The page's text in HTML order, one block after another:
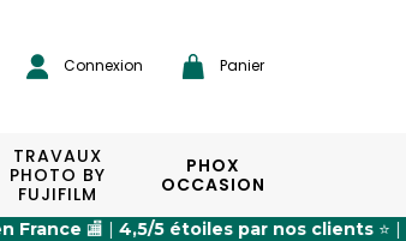
Connexion Panier
TRAVAUX
PHOTO BY
FUJIFILM
PHOX
OCCASION
étoiles par nos clients⭐ |Expédition 24/